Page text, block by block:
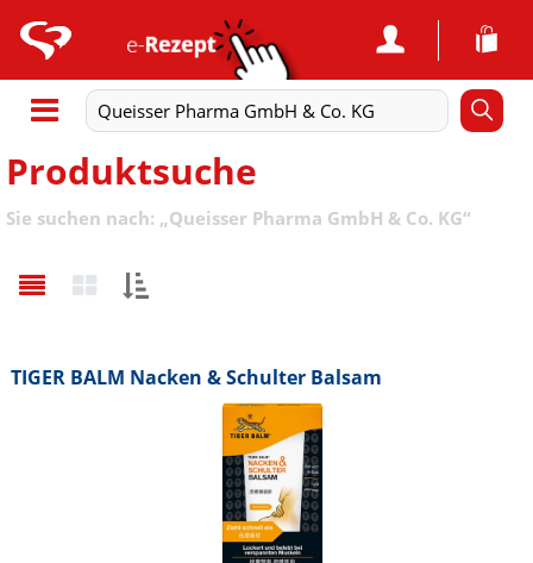
Produktsuche
Sie suchen nach: „Queisser Pharma GmbH & Co. KG“
TIGER BALM Nacken & Schulter Balsam